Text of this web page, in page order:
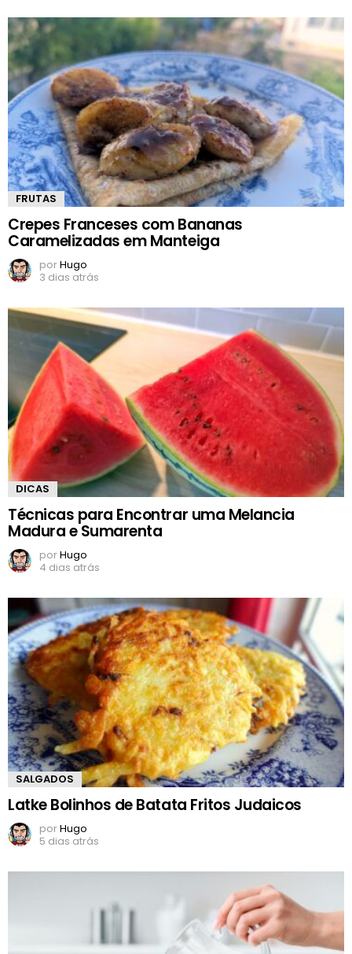
FRUTAS
Crepes Franceses com Bananas
Caramelizadas em Manteiga
porHugo
3 dias atrás
DICAS
Técnicas para Encontrar uma Melancia
Madura e Sumarenta
porHugo
4 dias atrás
SALGADOS
Latke Bolinhos de Batata Fritos Judaicos
porHugo
5 dias atrás